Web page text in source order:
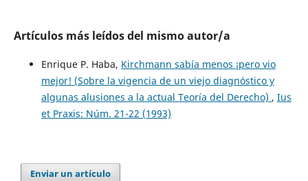
Artículos más leídos del mismo autor/a
Enrique P. Haba, Kirchmann sabía menos ¡pero vio
mejor! (Sobre la vigencia de un viejo diagnóstico y
algunas alusiones a la actual Teoría del Derecho) , Ius
et Praxis: Núm. 21-22 (1993)
Enviar un artículo